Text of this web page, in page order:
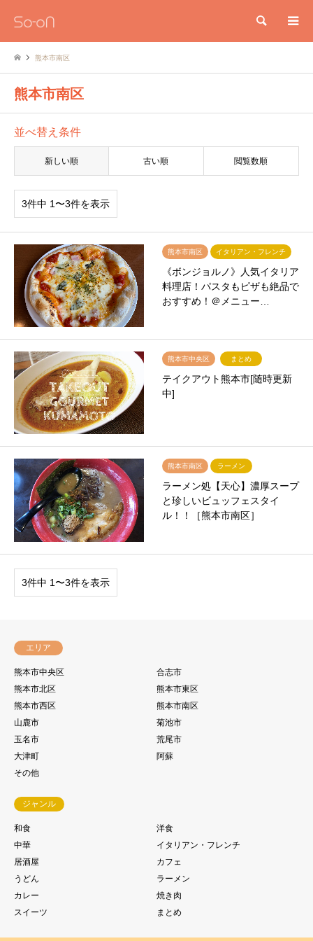
検索
熊本市南区
熊本市南区
並べ替え条件
新しい順 古い順 閲覧数順
3件中 1〜3件を表示
熊本市南区 イタリアン・フレンチ
《ボンジョルノ》人気イタリア
料理店！パスタもピザも絶品で
おすすめ！＠メニュー…
熊本市中央区 まとめ
テイクアウト熊本市[随時更新
中]
熊本市南区 ラーメン
ラーメン処【天心】濃厚スープ
と珍しいビュッフェスタイ
ル！！［熊本市南区］
3件中 1〜3件を表示
エリア
熊本市中央区
合志市
熊本市北区
熊本市東区
熊本市西区
熊本市南区
山鹿市
菊池市
玉名市
荒尾市
大津町
阿蘇
その他
ジャンル
和食
洋食
中華
イタリアン・フレンチ
居酒屋
カフェ
うどん
ラーメン
カレー
焼き肉
スイーツ
まとめ